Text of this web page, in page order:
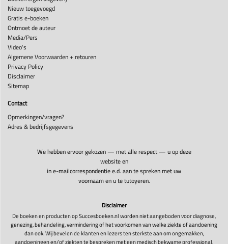
Nieuw toegevoegd
Gratis e-boeken
Ontmoet de auteur
Media/Pers
Video's
Algemene Voorwaarden + retouren
Privacy Policy
Disclaimer
Sitemap
Contact
Opmerkingen/vragen?
Adres & bedrijfsgegevens
We hebben ervoor gekozen — met alle respect — u op deze
website en
in e-mailcorrespondentie e.d. aan te spreken met uw
voornaam en u te tutoyeren.
Disclaimer
De boeken en producten op Succesboeken.nl worden niet aangeboden voor diagnose,
genezing, behandeling, vermindering of het voorkomen van welke ziekte of aandoening
dan ook. Wij bevelen de klanten en lezers ten sterkste aan om ongemakken,
aandoeningen en/of ziekten te bespreken met een medisch bekwame professional.